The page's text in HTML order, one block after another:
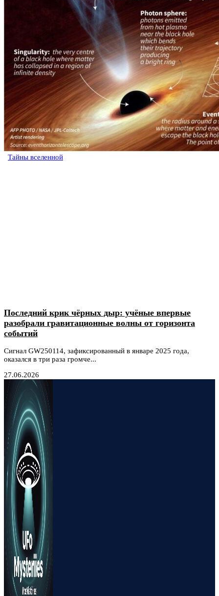
Тайны вселенной
Последний крик чёрных дыр: учёные впервые
разобрали гравитационные волны от горизонта
событий
Сигнал GW250114, зафиксированный в январе 2025 года,
оказался в три раза громче...
27.06.2026